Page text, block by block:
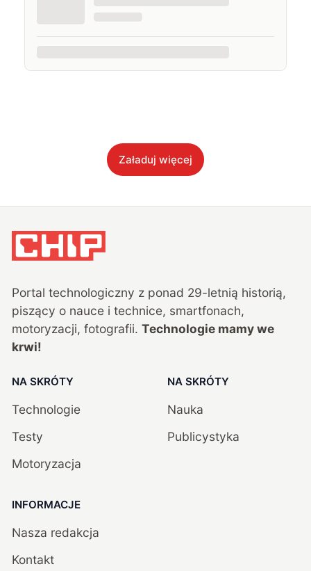
Załaduj więcej
Portal technologiczny z ponad 29-letnią historią,
piszący o nauce i technice, smartfonach,
motoryzacji, fotografii. Technologie mamy we
krwi!
NA SKRÓTY
Technologie
Testy
Motoryzacja
NA SKRÓTY
Nauka
Publicystyka
INFORMACJE
Nasza redakcja
Kontakt